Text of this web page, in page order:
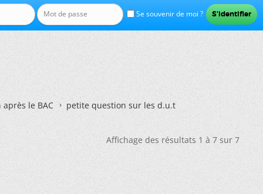
Se souvenir de moi ?
le BAC petite question sur les d.u.t
Affichage des résultats 1 à 7 sur 7